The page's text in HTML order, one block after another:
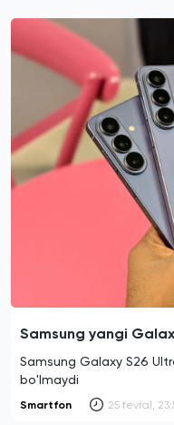
Samsung yangi
Samsung Galaxy S26
bo'lmaydi
Smartfon 25 fevral,